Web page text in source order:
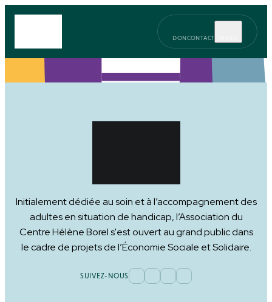
DONCONTACT
Initialement dédiée au soin et à l’accompagnement des
adultes en situation de handicap, l’Association du
Centre Hélène Borel s'est ouvert au grand public dans
le cadre de projets de l’Économie Sociale et Solidaire.
SUIVEZ-NOUS